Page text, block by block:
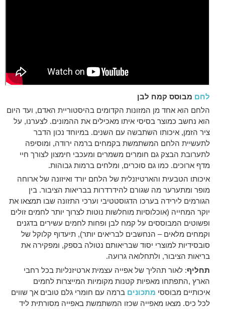
לחם מבוסס קמח לבן
הלחם הוא אחד מן המזונות הקדומים בהיסטוריית האדם, ועד היום
הוא נחשב כמוצר בסיסי איתו מאכילים את ההמונים. לצערנו, על
ציר הזמן, איכותו השתבשה עם השנים. במיוחד נכון הדבר
לתעשיית הלחם המשתמשת בקמחים ברמה ירודה, ומוסיפה
לתערובת הבצק גם חומרים משמרים ומעכבי חימצון לצורך חיי
מדף ארוכים. כמו גם סוכרים, ומלחים ברמות גבוהות.
איכותו הטבעית והארטיזנלית של הלחם יורד ואיזונה של ארוחה
מופר ומתערער מה שגורם להידרדרות בבריאות הציבור. בין
הגורמים לירידה בערכו הדגוסטטיבי וערכי התזונה שבו תמצאו את
יוקר המחייה (אוכלוסיות מוחלשות נוטות לצרוך יותר לחמים זולים
ופשוטים המבוססים על קמח לבן ופחות לחמים עשירים בדגנים
וקמחים מלאים – הנחשבים לבריאים יותר), תיעדוף קלוקל של
סובסידיות למוצרי יסוד שבריאותם נטולה בספק, ומפקירה את
בריאות הציבור, ולתחלואה גרועה.
תחליף: לאור תהליך של אפייה עצמית ארטיזנליות בכל רחבי
הארץ ,התפתחו מאפיות קטנות מקומיות המייצרות לחמים
איכותיים מבוססי מתכונים ברמה עם חומרי גלם טובים אך שווים
לכל כיס. מצאו מאפייה שכזו המשתמשת באפייה מסורתית ליד